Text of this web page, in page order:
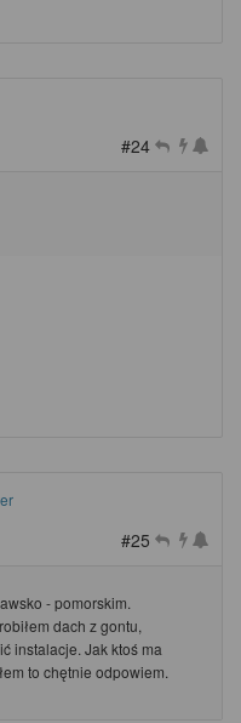
#24
#25
- pomorskim.
dach z gontu,
instalacje. Jak ktoś ma
to chętnie odpowiem.